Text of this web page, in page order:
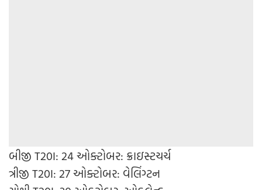
બીજી T20I: 24 ઓક્ટોબર: ક્રાઇસ્ટચર્ચ
ત્રીજી T20I: 27 ઓક્ટોબર: વેલિંગ્ટન